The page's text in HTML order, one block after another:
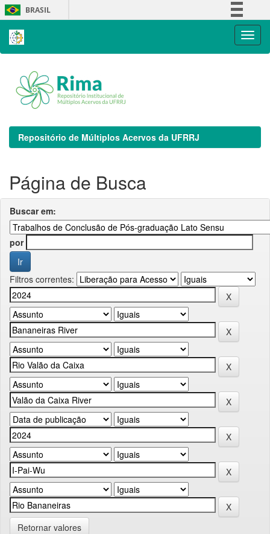
Skip
navigation
BRASIL
Repositório de Múltiplos Acervos da UFRRJ
Página de Busca
Buscar em:
por
Filtros correntes:
Retornar valores